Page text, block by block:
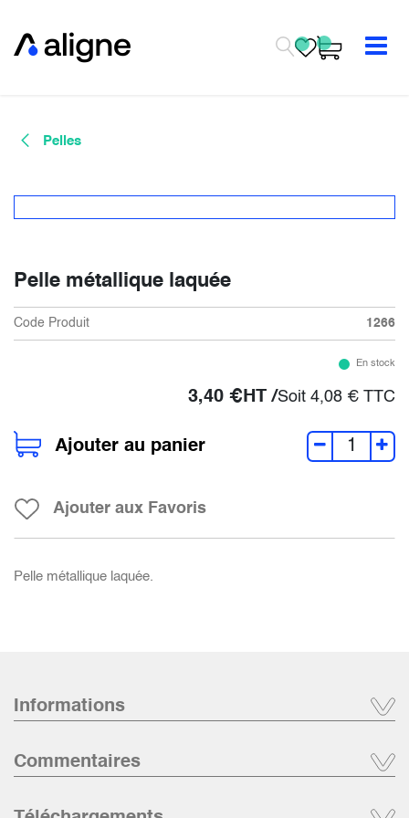
Pelles
Pelle métallique laquée
Code Produit 1266
En stock
3,40 €HT /Soit 4,08 € TTC
Ajouter au panier
Ajouter aux Favoris
Pelle métallique laquée.
Informations
Commentaires